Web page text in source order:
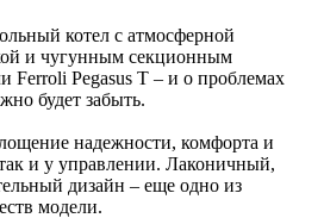
котел с атмосферной
и чугунным секционным
Ferroli Pegasus T – и о проблемах
будет забыть.
надежности, комфорта и
и у управлении. Лаконичный,
дизайн – еще одно из
модели.